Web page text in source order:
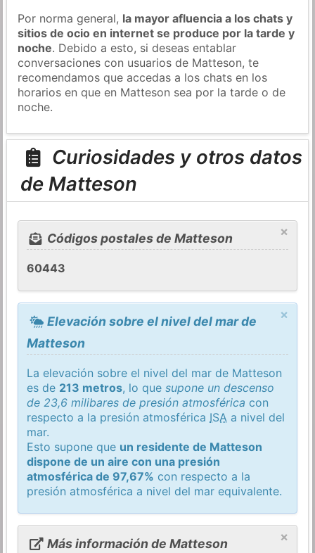
Por norma general, la mayor afluencia a los chats y
sitios de ocio en internet se produce por la tarde y
noche. Debido a esto, si deseas entablar
conversaciones con usuarios de Matteson, te
recomendamos que accedas a los chats en los
horarios en que en Matteson sea por la tarde o de
noche.
Curiosidades y otros datos
de Matteson
×
Códigos postales de Matteson
60443
×
Elevación sobre el nivel del mar de
Matteson
La elevación sobre el nivel del mar de Matteson
es de 213 metros, lo quesupone un descenso
de 23,6 milibares de presión atmosférica con
respecto a la presión atmosférica ISA a nivel del
mar.
Esto supone que un residente de Matteson
dispone de un aire con una presión
atmosférica de 97,67% con respecto a la
presión atmosférica a nivel del mar equivalente.
×
Más información de Matteson